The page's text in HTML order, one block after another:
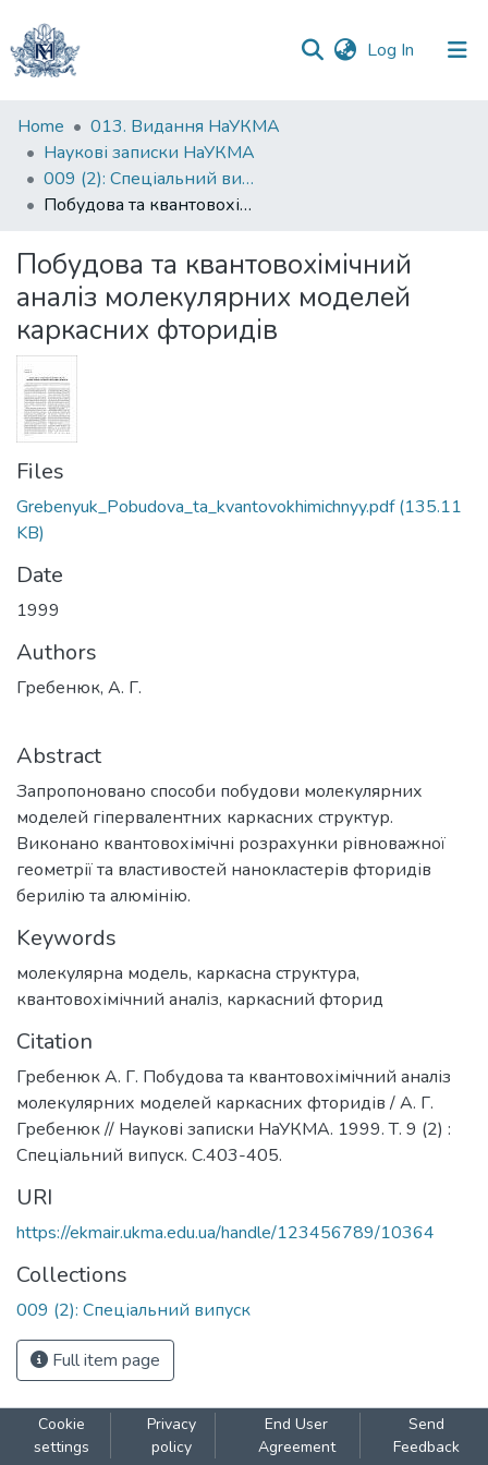
Log In (current)
Communities
&
Collections
All of DSpace
Statistics
Home
013. Видання НаУКМА
Наукові записки НаУКМА
009 (2): Спеціальний випуск
Побудова та квантовохімічний аналіз молекулярних моделей каркасних фторидів
Побудова та квантовохімічний
аналіз молекулярних моделей
каркасних фторидів
Files
Grebenyuk_Pobudova_ta_kvantovokhimichnyy.pdf(135.11
KB)
Date
1999
Authors
Гребенюк, А. Г.
Abstract
Запропоновано способи побудови молекулярних
моделей гіпервалентних каркасних структур.
Виконано квантовохімічні розрахунки рівноважної
геометрії та властивостей нанокластерів фторидів
берилію та алюмінію.
Keywords
молекулярна модель, каркасна структура,
квантовохімічний аналіз, каркасний фторид
Citation
Гребенюк А. Г. Побудова та квантовохімічний аналіз
молекулярних моделей каркасних фторидів / А. Г.
Гребенюк // Наукові записки НаУКМА. 1999. Т. 9 (2) :
Спеціальний випуск. С.403-405.
URI
https://ekmair.ukma.edu.ua/handle/123456789/10364
Collections
009 (2): Спеціальний випуск
Full item page
Cookie
settings
Privacy
policy
End User
Agreement
Send
Feedback